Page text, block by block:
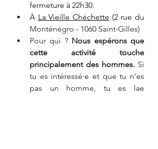
fermeture à 22h30.
À La Vieille Chéchette (2 rue du
Monténégro - 1060 Saint-Gilles)
​​Pour qui ? Nous espérons que
cette activité touche
principalement des hommes. Si
tu es intéressé·e et que tu n'es
pas un homme, tu es lae